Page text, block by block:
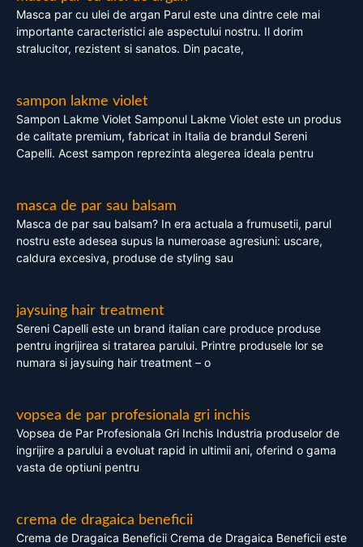
Masca par cu ulei de argan Parul este una dintre cele mai
importante caracteristici ale aspectului nostru. Il dorim
stralucitor, rezistent si sanatos. Din pacate,
sampon lakme violet
Sampon Lakme Violet Samponul Lakme Violet este un produs
de calitate premium, fabricat in Italia de brandul Sereni
Capelli. Acest sampon reprezinta alegerea ideala pentru
masca de par sau balsam
Masca de par sau balsam? In era actuala a frumusetii, parul
nostru este adesea supus la numeroase agresiuni: uscare,
caldura excesiva, produse de styling sau
jaysuing hair treatment
Sereni Capelli este un brand italian care produce produse
pentru ingrijirea si tratarea parului. Printre produsele lor se
numara si jaysuing hair treatment – o
vopsea de par profesionala gri inchis
Vopsea de Par Profesionala Gri Inchis Industria produselor de
ingrijire a parului a evoluat rapid in ultimii ani, oferind o gama
vasta de optiuni pentru
crema de dragaica beneficii
Crema de Dragaica Beneficii Crema de Dragaica Beneficii este